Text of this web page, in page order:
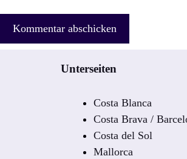
Unterseiten
Costa Blanca
Costa Brava /
Costa del Sol
Mallorca